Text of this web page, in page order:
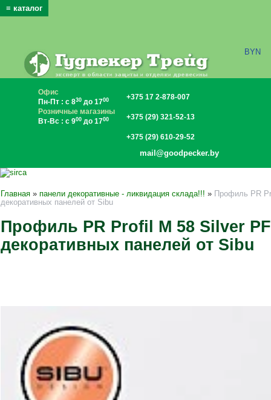
x
≡ каталог
BYN
Офис
Пн-Пт : с 830 до 1700
Розничные магазины
Вт-Вс : с 900 до 1700
+375 17 2-878-007
+375 (29) 321-52-13
+375 (29) 610-29-52
mail@goodpecker.by
Главная » панели декоративные - ликвидация склада!!! » Профиль PR
декоративных панелей от Sibu
Профиль PR Profil M 58 Silver
декоративных панелей от Sibu